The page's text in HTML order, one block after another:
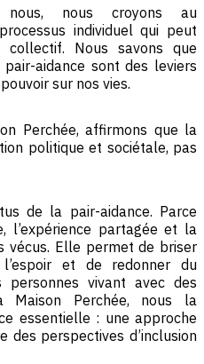
nous, nous croyons au
individuel qui peut
Nous savons que
aidance sont des leviers
sur nos vies.
Perchée, affirmons que la
politique et sociétale, pas
de la pair-aidance. Parce
l’expérience partagée et la
vécus. Elle permet de briser
l’espoir et de redonner du
vivant avec des
Maison Perchée, nous la
essentielle : une approche
des perspectives d’inclusion